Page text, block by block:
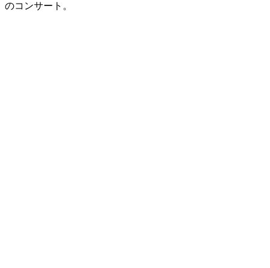
コンサート。